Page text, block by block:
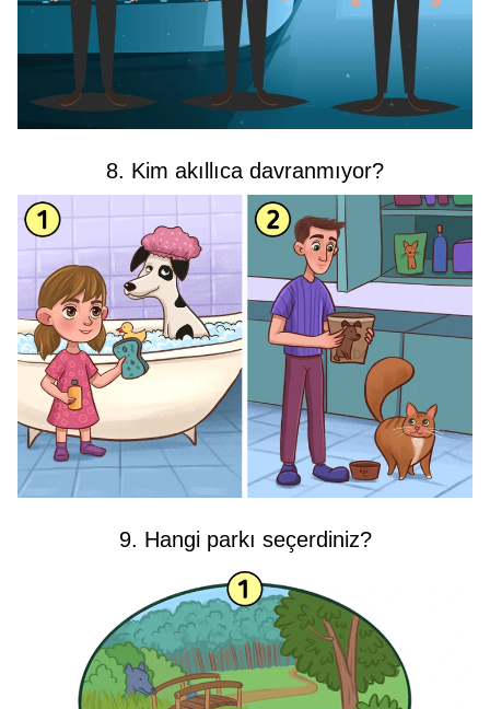
8. Kim akıllıca davranmıyor?
9. Hangi parkı seçerdiniz?